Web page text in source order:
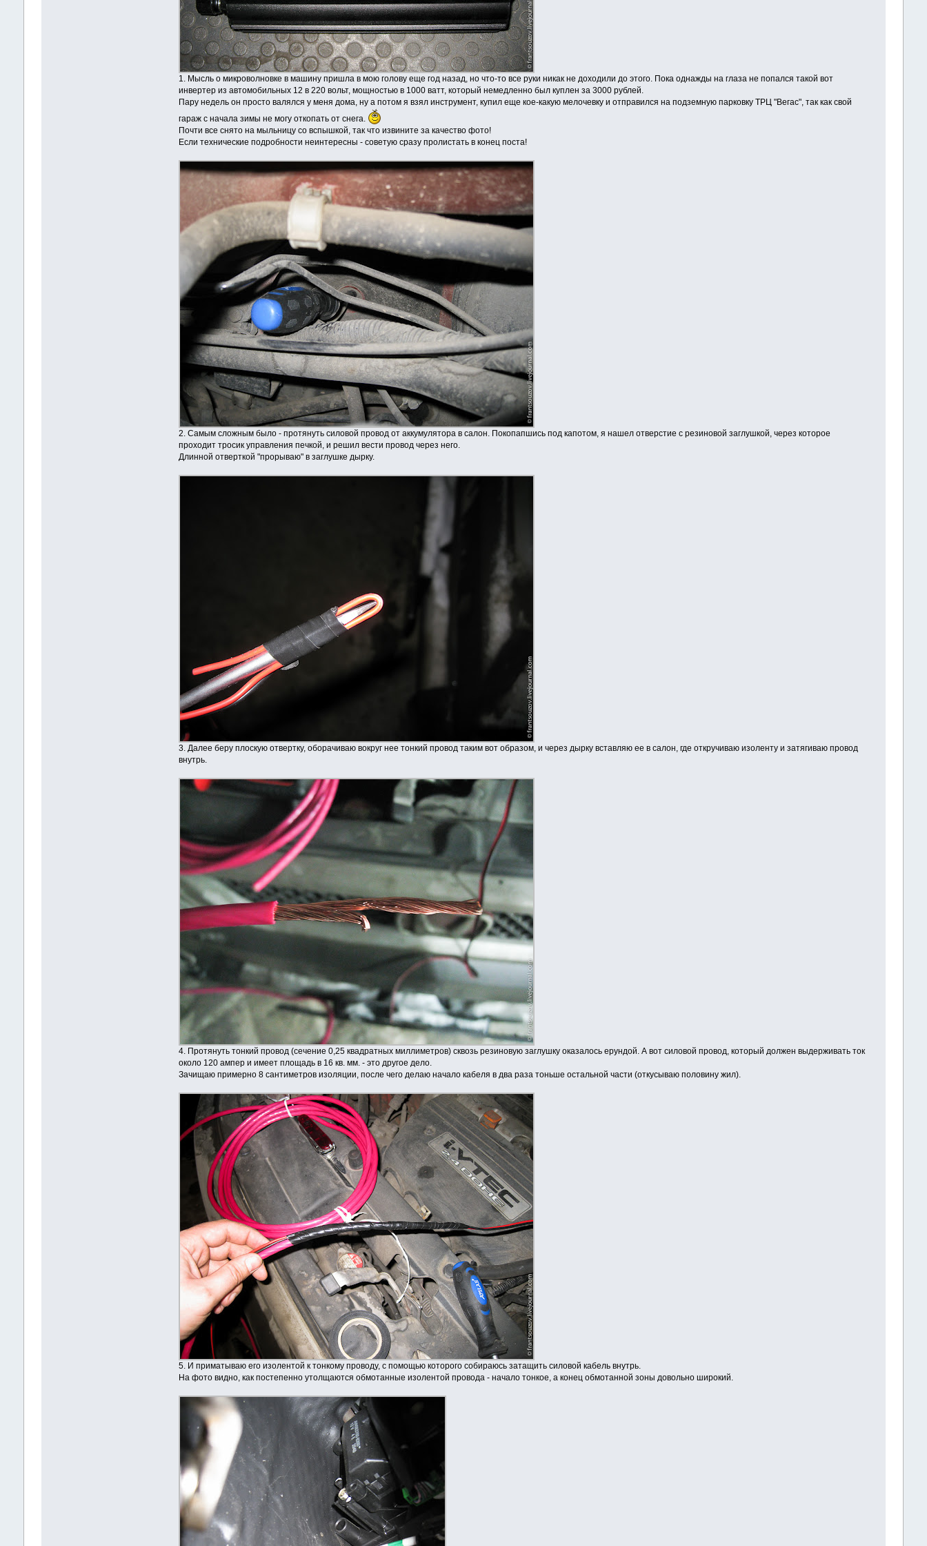
1. Мысль о микроволновке в машину пришла в мою голову еще год назад, но что-то все руки никак не доходили до этого. Пока однажды на глаза не попался такой вот
инвертер из автомобильных 12 в 220 вольт, мощностью в 1000 ватт, который немедленно был куплен за 3000 рублей.
Пару недель он просто валялся у меня дома, ну а потом я взял инструмент, купил еще кое-какую мелочевку и отправился на подземную парковку ТРЦ "Вегас", так как свой
гараж с начала зимы не могу откопать от снега.
Почти все снято на мыльницу со вспышкой, так что извините за качество фото!
Если технические подробности неинтересны - советую сразу пролистать в конец поста!
2. Самым сложным было - протянуть силовой провод от аккумулятора в салон. Покопапшись под капотом, я нашел отверстие с резиновой заглушкой, через которое
проходит тросик управления печкой, и решил вести провод через него.
Длинной отверткой "прорываю" в заглушке дырку.
3. Далее беру плоскую отвертку, оборачиваю вокруг нее тонкий провод таким вот образом, и через дырку вставляю ее в салон, где откручиваю изоленту и затягиваю провод
внутрь.
4. Протянуть тонкий провод (сечение 0,25 квадратных миллиметров) сквозь резиновую заглушку оказалось ерундой. А вот силовой провод, который должен выдерживать ток
около 120 ампер и имеет площадь в 16 кв. мм. - это другое дело.
Зачищаю примерно 8 сантиметров изоляции, после чего делаю начало кабеля в два раза тоньше остальной части (откусываю половину жил).
5. И приматываю его изолентой к тонкому проводу, с помощью которого собираюсь затащить силовой кабель внутрь.
На фото видно, как постепенно утолщаются обмотанные изолентой провода - начало тонкое, а конец обмотанной зоны довольно широкий.